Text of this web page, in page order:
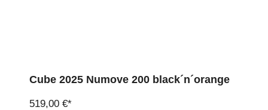
Cube 2025 Numove 200 black´n´orange
519,00 €*